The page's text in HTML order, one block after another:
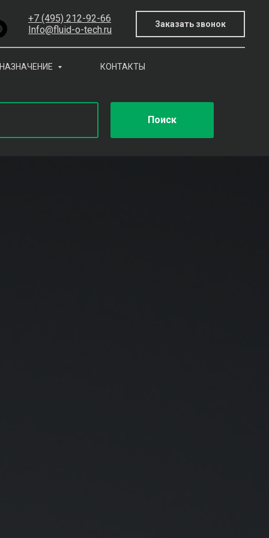
+7 (495) 212-92-66
Info@fluid-o-tech.ru
Заказать звонок
КОНТАКТЫ
Поиск